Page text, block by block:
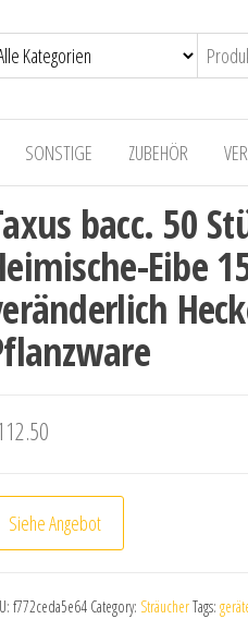
SONSTIGE ZUBEHÖR
bacc. 50
Eibe
Siehe Angebot
f772ceda5e64 Category: SträucherTags: